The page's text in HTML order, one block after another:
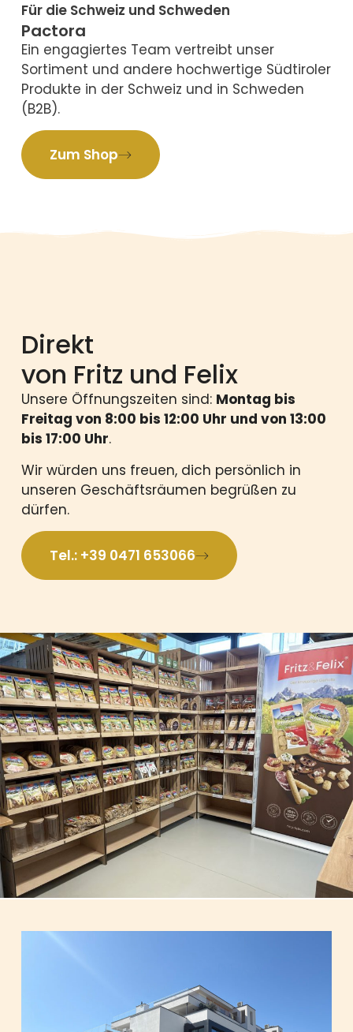
Für die Schweiz und Schweden
Pactora
Ein engagiertes Team vertreibt unser
Sortiment und andere hochwertige Südtiroler
Produkte in der Schweiz und in Schweden
(B2B).
Zum Shop
Direkt
von Fritz und Felix
Unsere Öffnungszeiten sind: Montag bis
Freitag von 8:00 bis 12:00 Uhr und von 13:00
bis 17:00 Uhr.
Wir würden uns freuen, dich persönlich in
unseren Geschäftsräumen begrüßen zu
dürfen.
Tel.: +39 0471 653066